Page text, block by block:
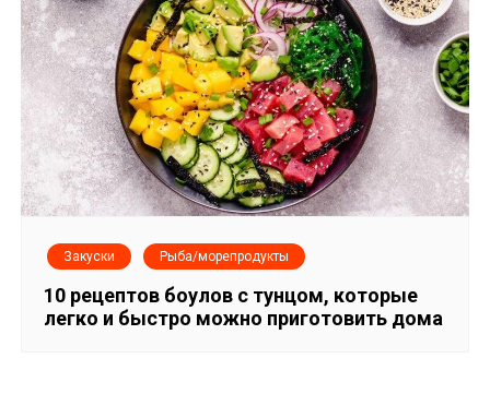
Закуски Рыба/морепродукты
10 рецептов боулов с тунцом, которые
легко и быстро можно приготовить дома